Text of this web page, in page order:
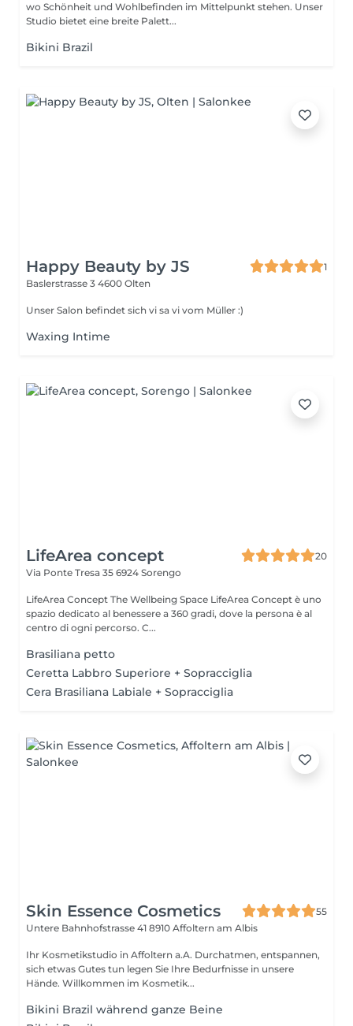
wo Schönheit und Wohlbefinden im Mittelpunkt stehen. Unser
Studio bietet eine breite Palett...
Bikini Brazil
Happy Beauty by JS
1
Baslerstrasse 3 4600 Olten
Unser Salon befindet sich vi sa vi vom Müller :)
Waxing Intime
LifeArea concept
20
Via Ponte Tresa 35 6924 Sorengo
LifeArea Concept The Wellbeing Space LifeArea Concept è uno
spazio dedicato al benessere a 360 gradi, dove la persona è al
centro di ogni percorso. C...
Brasiliana petto
Ceretta Labbro Superiore + Sopracciglia
Cera Brasiliana Labiale + Sopracciglia
Skin Essence Cosmetics
55
Untere Bahnhofstrasse 41 8910 Affoltern am Albis
Ihr Kosmetikstudio in Affoltern a.A. Durchatmen, entspannen,
sich etwas Gutes tun legen Sie Ihre Bedurfnisse in unsere
Hände. Willkommen im Kosmetik...
Bikini Brazil während ganze Beine